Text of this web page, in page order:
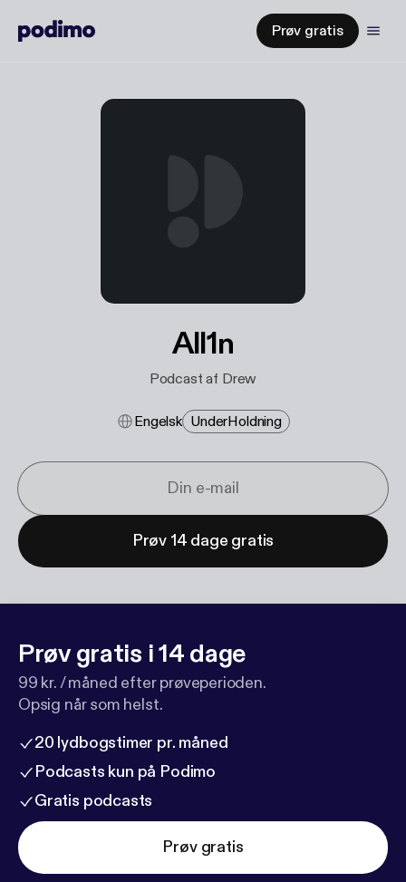
Prøv gratis
All1n
Podcast af Drew
Engelsk Under​holdning
Prøv 14 dage gratis
Prøv gratis i 14 dage
99 kr. / måned efter prøveperioden.
Opsig når som helst.
20 lydbogstimer pr. måned
Podcasts kun på Podimo
Gratis podcasts
Prøv gratis